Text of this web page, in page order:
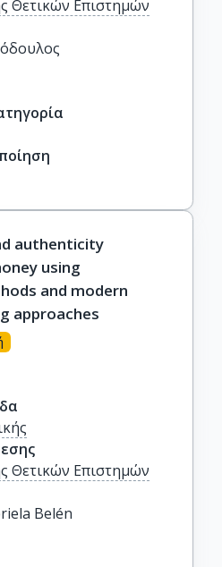
Θετικών Επιστημών
authenticity
using
and modern
approaches
Θετικών Επιστημών
Belén